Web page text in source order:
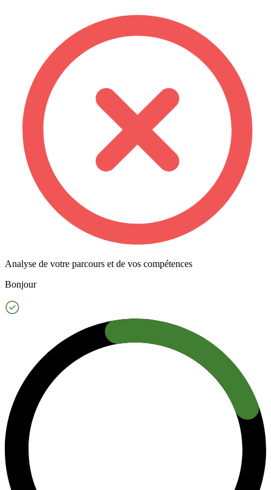
Analyse de votre parcours et de vos compétences
Bonjour